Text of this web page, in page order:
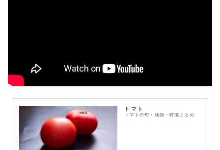
トマト
トマトの旬・種類・特徴まとめ